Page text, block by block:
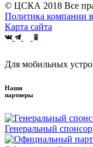
© ЦСКА 2018 Все
Политика компании
Карта сайта
Для мобильных
Наши
партнеры
Генеральный спонсор